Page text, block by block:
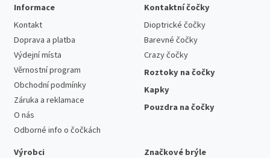
Informace
Kontakt
Doprava a platba
Výdejní místa
Věrnostní program
Obchodní podmínky
Záruka a reklamace
O nás
Odborné info o čočkách
Kontaktní čočky
Dioptrické čočky
Barevné čočky
Crazy čočky
Roztoky na čočky
Kapky
Pouzdra na čočky
Výrobci
Značkové brýle